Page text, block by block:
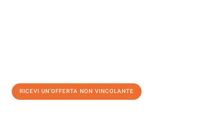
RICEVI UN'OFFERTA NON VINCOLANTE